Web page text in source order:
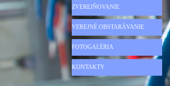
ZVEREJŇOVANIE
VEREJNÉ OBSTARÁVANIE
FOTOGALÉRIA
KONTAKTY